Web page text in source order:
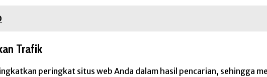
Trafik
peringkat situs web Anda dalam hasil pencarian, sehingga